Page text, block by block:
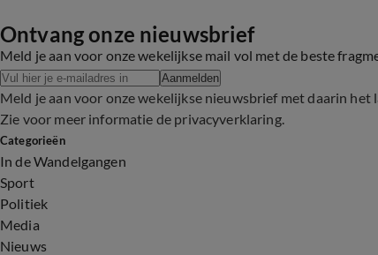
Ontvang onze nieuwsbrief
Meld je aan voor onze wekelijkse mail vol met de beste
Aanmelden
Meld je aan voor onze wekelijkse nieuwsbrief met daarin
Zie voor meer informatie de privacyverklaring.
Categorieën
In de Wandelgangen
Sport
Politiek
Media
Nieuws